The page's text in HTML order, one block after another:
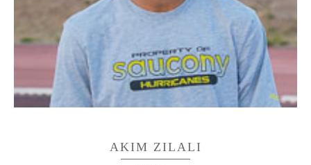
12 sélections élite 2 fois
top 8 : mondial 2x Europe 3x
1 fois champion du monde par équipe
2 fois champion d’Europe par équipe
1 fois vice champion du monde
AKIM ZILALI